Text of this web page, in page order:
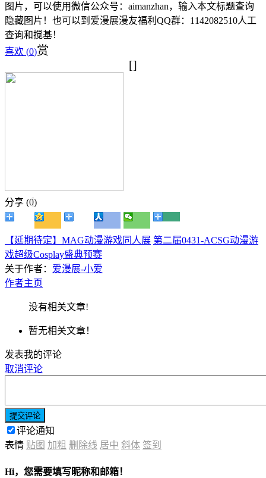
图片，可以使用微信公众号：aimanzhan，输入本文标题查询
隐藏图片！也可以到爱漫展漫友福利QQ群：1142082510人工
查询和搅基！
喜欢 (0)赏
[]
分享 (0)
【延期待定】MAG动漫游戏同人展 第二届0431-ACSG动漫游
戏超级Cosplay盛典预赛
关于作者： 爱漫展-小爱
作者主页
没有相关文章!
暂无相关文章！
发表我的评论
取消评论
提交评论
评论通知
表情 贴图 加粗 删除线 居中 斜体 签到
Hi，您需要填写昵称和邮箱！